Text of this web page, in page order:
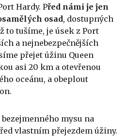
Hardy. Před námi je jen
osad, dostupných
to tušíme, je úsek z Port
a nejnebezpečnějších
přejet úžinu Queen
asi 20 km a otevřenou
oceánu, a obeplout
mysu na
vlastním přejezdem úžiny.